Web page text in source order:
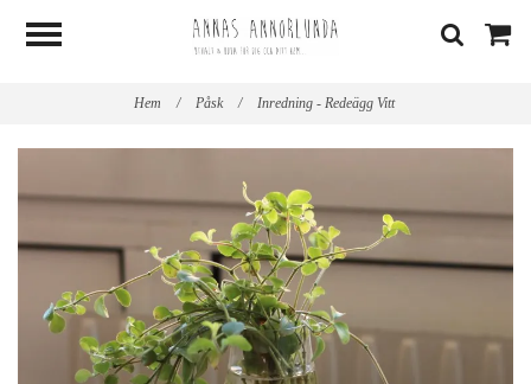
Hem / Påsk / Inredning - Redeägg Vitt